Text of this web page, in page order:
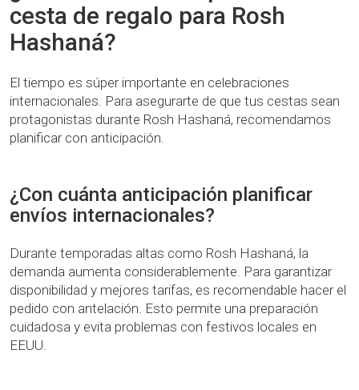
cesta de regalo para Rosh
Hashaná?
El tiempo es súper importante en celebraciones
internacionales. Para asegurarte de que tus cestas sean
protagonistas durante Rosh Hashaná, recomendamos
planificar con anticipación.
¿Con cuánta anticipación planificar
envíos internacionales?
Durante temporadas altas como Rosh Hashaná, la
demanda aumenta considerablemente. Para garantizar
disponibilidad y mejores tarifas, es recomendable hacer el
pedido con antelación. Esto permite una preparación
cuidadosa y evita problemas con festivos locales en
EEUU.